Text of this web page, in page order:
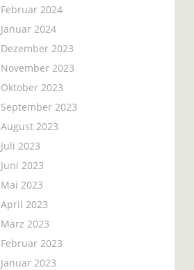
Februar 2024
Januar 2024
Dezember 2023
November 2023
Oktober 2023
September 2023
August 2023
Juli 2023
Juni 2023
Mai 2023
April 2023
März 2023
Februar 2023
Januar 2023